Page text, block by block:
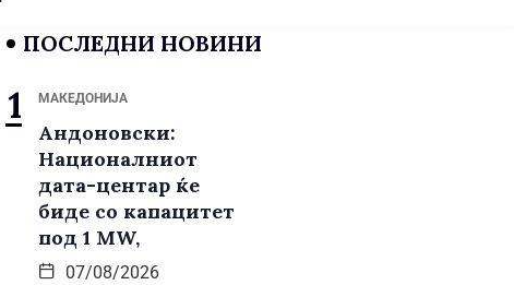
ПОСЛЕДНИ НОВИНИ
МАКЕДОНИЈА
Андоновски:
Националниот
дата-центар ќе
биде со капацитет
под 1 MW,
07/08/2026